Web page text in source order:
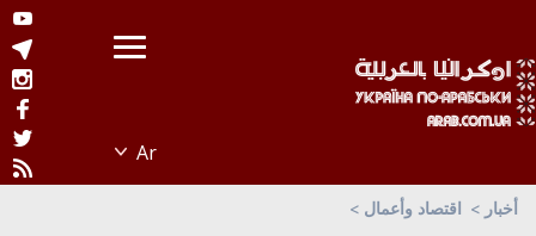
أخبار اقتصاد وأعمال